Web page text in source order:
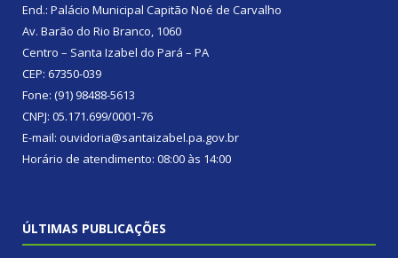
End.: Palácio Municipal Capitão Noé de Carvalho
Av. Barão do Rio Branco, 1060
Centro – Santa Izabel do Pará – PA
CEP: 67350-039
Fone: (91) 98488-5613
CNPJ: 05.171.699/0001-76
E-mail: ouvidoria@santaizabel.pa.gov.br
Horário de atendimento: 08:00 às 14:00
ÚLTIMAS PUBLICAÇÕES